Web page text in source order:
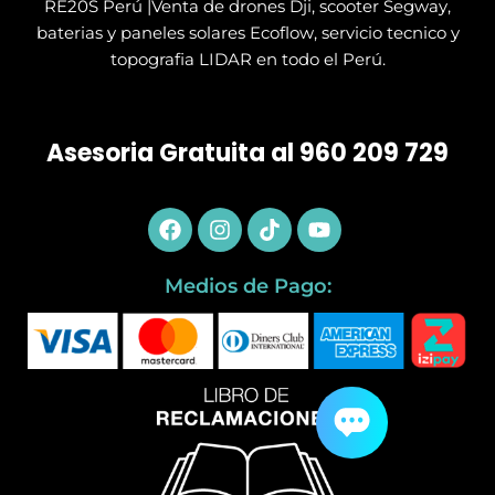
RE20S Perú |Venta de drones Dji, scooter Segway,
baterias y paneles solares Ecoflow, servicio tecnico y
topografia LIDAR en todo el Perú.
Asesoria Gratuita al 960 209 729
Facebook
Instagram
TiktokYoutube
Medios de Pago: